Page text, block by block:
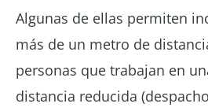
Algunas de ellas permiten
más de un metro de
personas que trabajan en
distancia reducida